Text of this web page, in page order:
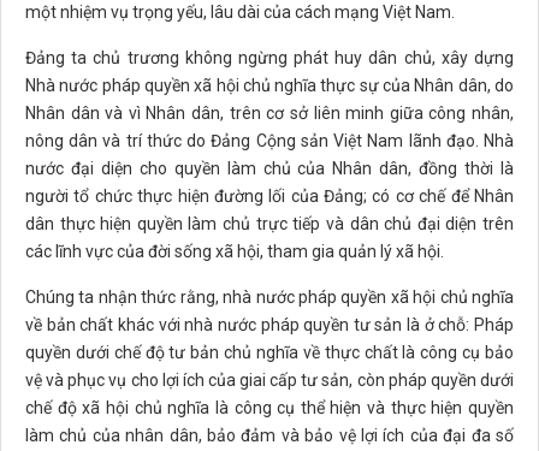
một nhiệm vụ trọng yếu, lâu dài của cách mạng Việt Nam.
Đảng ta chủ trương không ngừng phát huy dân chủ, xây dựng
Nhà nước pháp quyền xã hội chủ nghĩa thực sự của Nhân dân, do
Nhân dân và vì Nhân dân, trên cơ sở liên minh giữa công nhân,
nông dân và trí thức do Đảng Cộng sản Việt Nam lãnh đạo. Nhà
nước đại diện cho quyền làm chủ của Nhân dân, đồng thời là
người tổ chức thực hiện đường lối của Đảng; có cơ chế để Nhân
dân thực hiện quyền làm chủ trực tiếp và dân chủ đại diện trên
các lĩnh vực của đời sống xã hội, tham gia quản lý xã hội.
Chúng ta nhận thức rằng, nhà nước pháp quyền xã hội chủ nghĩa
về bản chất khác với nhà nước pháp quyền tư sản là ở chỗ: Pháp
quyền dưới chế độ tư bản chủ nghĩa về thực chất là công cụ bảo
vệ và phục vụ cho lợi ích của giai cấp tư sản, còn pháp quyền dưới
chế độ xã hội chủ nghĩa là công cụ thể hiện và thực hiện quyền
làm chủ của nhân dân, bảo đảm và bảo vệ lợi ích của đại đa số